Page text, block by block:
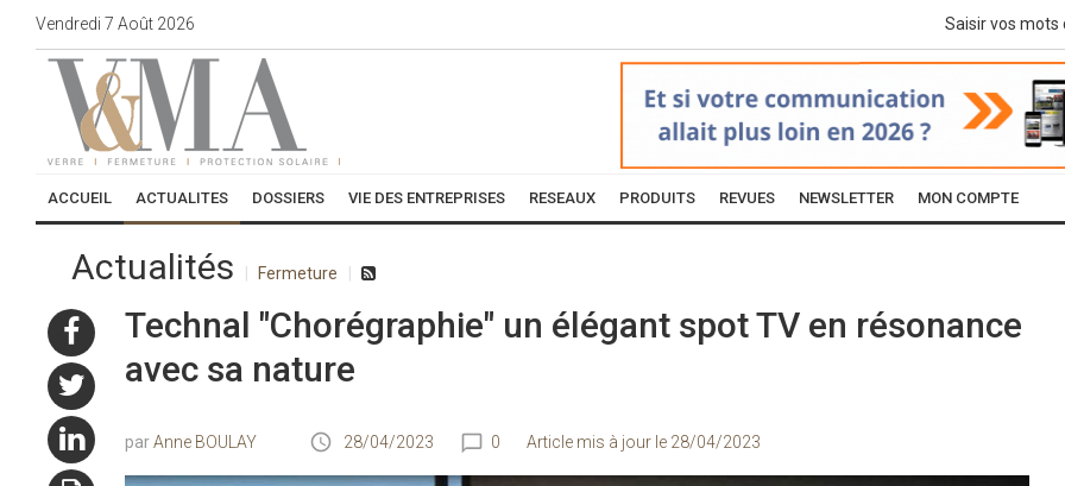
Vendredi 7 Août 2026
ACCUEIL ACTUALITES DOSSIERS VIE DES ENTREPRISES RESEAUX PRODUITS REVUES NEWSLETTER MON COMPTE
Actualités Fermeture
Technal "Chorégraphie" un élégant spot TV en résonance
avec sa nature
Anne BOULAY 28/04/2023 0 Article mis à jour le 28/04/2023